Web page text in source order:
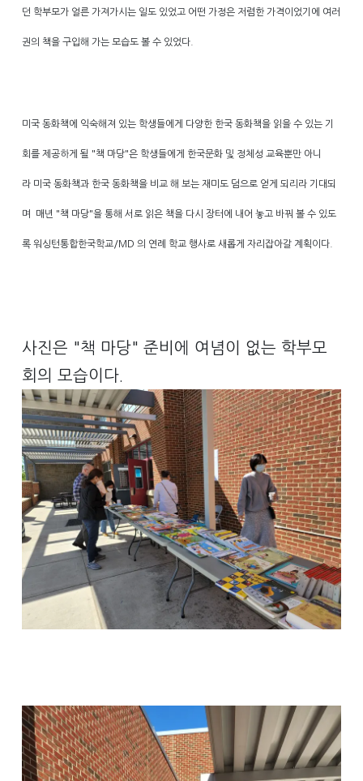
던 학부모가 얼른 가져가시는 일도 있었고 어떤 가정은 저렴한 가격이었기에 여러
권의 책을 구입해 가는 모습도 볼 수 있었다.
미국 동화책에 익숙해져 있는 학생들에게 다양한 한국 동화책을 읽을 수 있는 기
회를 제공하게 될 "책 마당"은 학생들에게 한국문화 및 정체성 교육뿐만 아니
라 미국 동화책과 한국 동화책을 비교 해 보는 재미도 덤으로 얻게 되리라 기대되
며 매년 "책 마당"을 통해 서로 읽은 책을 다시 장터에 내어 놓고 바꿔 볼 수 있도
록 워싱턴통합한국학교/MD 의 연례 학교 행사로 새롭게 자리잡아갈 계획이다.
사진은 "책 마당" 준비에 여념이 없는 학부모
회의 모습이다.